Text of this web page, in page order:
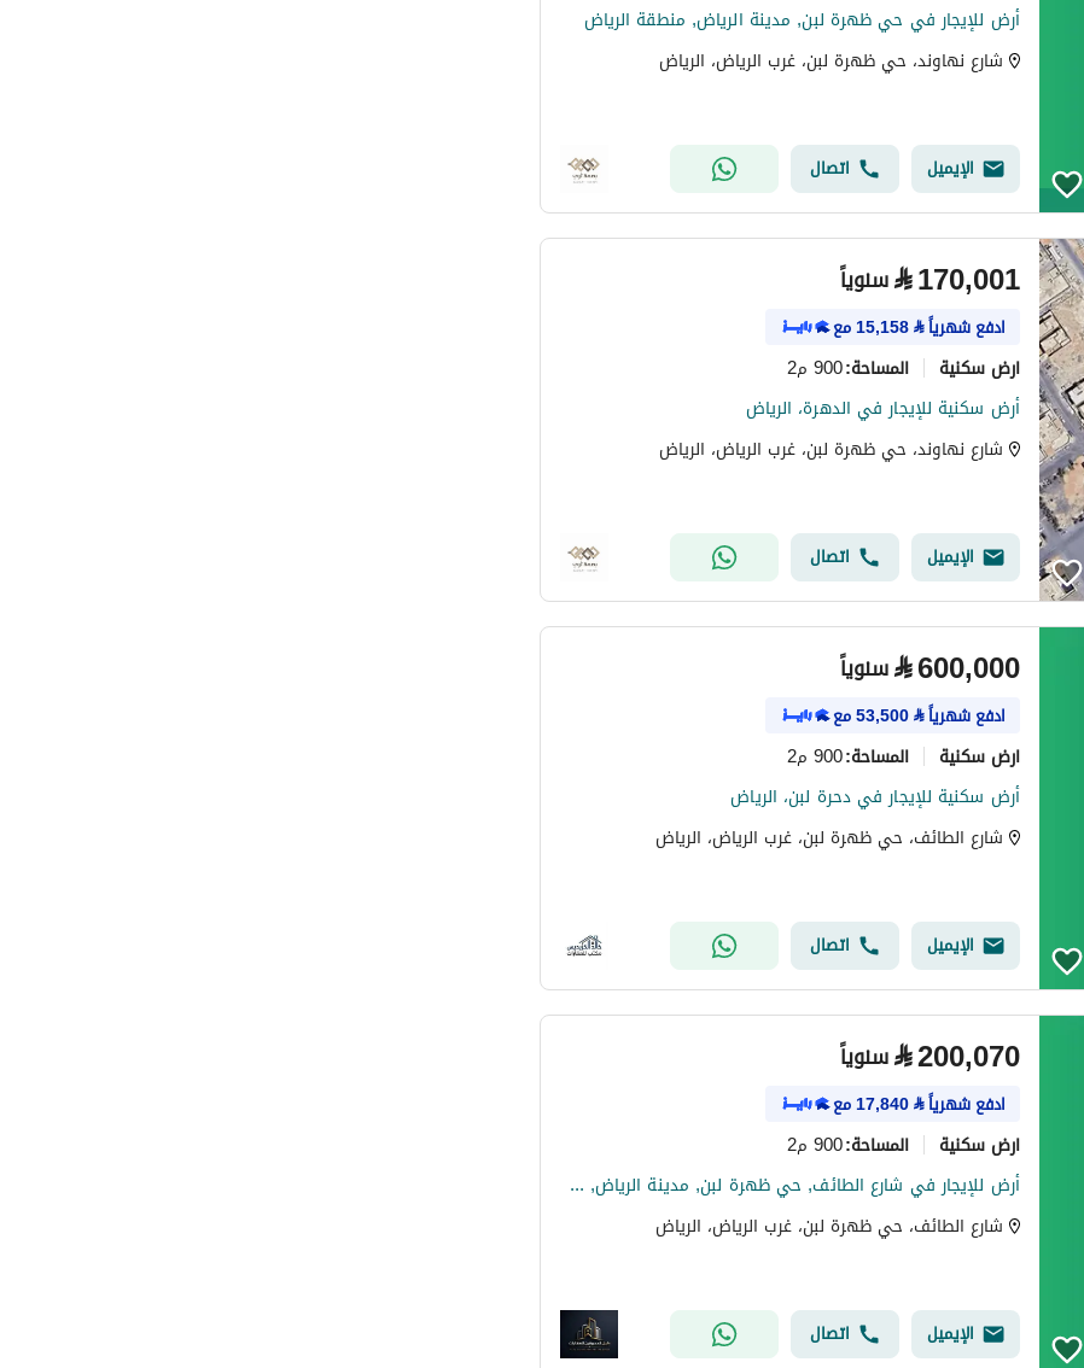
أرض للإيجار في حي ظهرة لبن, مدينة الرياض, منطقة الرياض
شارع نهاوند، حي ظهرة لبن، غرب الرياض، الرياض
الإيميل اتصال
⃁170,001 سنوياً
ادفع شهرياً⃁
15,158مع
ارض سكنية المساحة:900 م2
أرض سكنية للإيجار في الدهرة، الرياض
شارع نهاوند، حي ظهرة لبن، غرب الرياض، الرياض
الإيميل اتصال
⃁600,000 سنوياً
ادفع شهرياً⃁
53,500مع
ارض سكنية المساحة:900 م2
أرض سكنية للإيجار في دحرة لبن، الرياض
شارع الطائف، حي ظهرة لبن، غرب الرياض، الرياض
الإيميل اتصال
⃁200,070 سنوياً
ادفع شهرياً⃁
17,840مع
ارض سكنية المساحة:900 م2
أرض للإيجار في شارع الطائف, حي ظهرة لبن, مدينة الرياض, منطقة الرياض
شارع الطائف، حي ظهرة لبن، غرب الرياض، الرياض
الإيميل اتصال